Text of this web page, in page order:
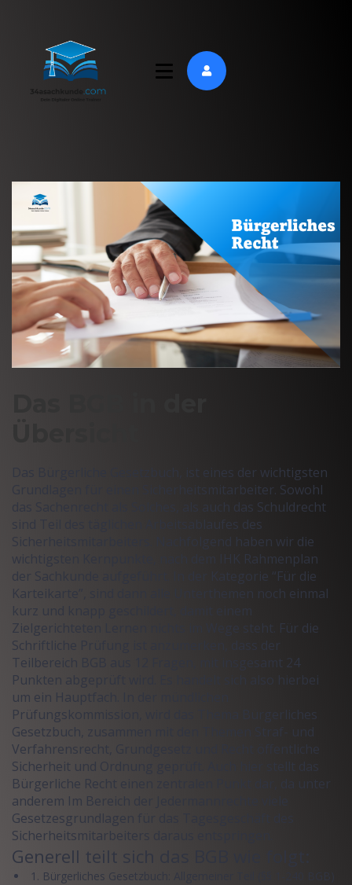
Das Bürgerliche Gesetzbuch, ist eines der wichtigsten
Grundlagen für einen Sicherheitsmitarbeiter. Sowohl
das Sachenrecht als Solches, als auch das Schuldrecht
sind Teil des täglichen Arbeitsablaufes des
Sicherheitsmitarbeiters. Nachfolgend haben wir die
wichtigsten Kernpunkte, nach dem IHK Rahmenplan
der Sachkunde aufgeführt. In der Kategorie “Für die
Karteikarte”, sind dann alle Unterthemen noch einmal
kurz und knapp geschildert, damit einem
Zielgerichteten Lernen nichts im Wege steht. Für die
Schriftliche Prüfung ist anzumerken, dass der
Teilbereich BGB aus 12 Fragen, mit insgesamt 24
Punkten abgeprüft wird. Es handelt sich also hierbei
um ein Hauptfach. In der mündlichen
Prüfungskommission, wird das Thema Bürgerliches
Gesetzbuch, zusammen mit den Themen Straf- und
Verfahrensrecht, Grundgesetz und Recht öffentliche
Sicherheit und Ordnung geprüft. Auch hier stellt das
Bürgerliche Recht einen zentralen Punkt dar, da unter
anderem Im Bereich der Jedermannrechte viele
Gesetzesgrundlagen für das Tagesgeschäft des
Sicherheitsmitarbeiters daraus entspringen.
Generell teilt sich das BGB wie folgt:
1. Bürgerliches Gesetzbuch: Allgemeiner Teil (§§ 1-240 BGB)